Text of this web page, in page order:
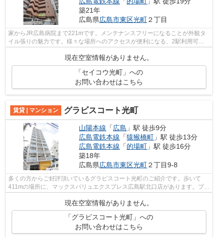
築21年
広島県広島市東区光町２丁目
家からJR広島病院まで221mです。メンテナンスフリーになることが外観タ
イル張りの魅力です。様々な場所へのアクセスが便利になる、2駅利用可能
な物件です。こちらはマンションタイプに...
現在空室情報がありません。
「セイコウ光町」への
お問い合わせはこちら
賃貸 | マンション グラビスコート光町
山陽本線 「広島 」駅 徒歩9分
広島電鉄本線 「猿猴橋町 」駅 徒歩13分
広島電鉄本線 「的場町 」駅 徒歩16分
築18年
広島県広島市東区光町２丁目9-8
多くの方からご好評頂いているグラビスコート光町のご紹介です。歩いて
411mの場所に、マックスバリュエクスプレス広島駅北口店があります。プラ
イバシーをしっかり守れる、安心安全な...
現在空室情報がありません。
「グラビスコート光町」への
お問い合わせはこちら